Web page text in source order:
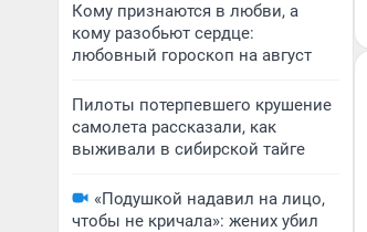
Кому признаются в любви, а
кому разобьют сердце:
любовный гороскоп на август
Пилоты потерпевшего крушение
самолета рассказали, как
выживали в сибирской тайге
«Подушкой надавил на лицо,
чтобы не кричала»: жених убил